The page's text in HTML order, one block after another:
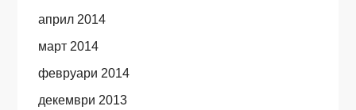
април 2014
март 2014
февруари 2014
декември 2013